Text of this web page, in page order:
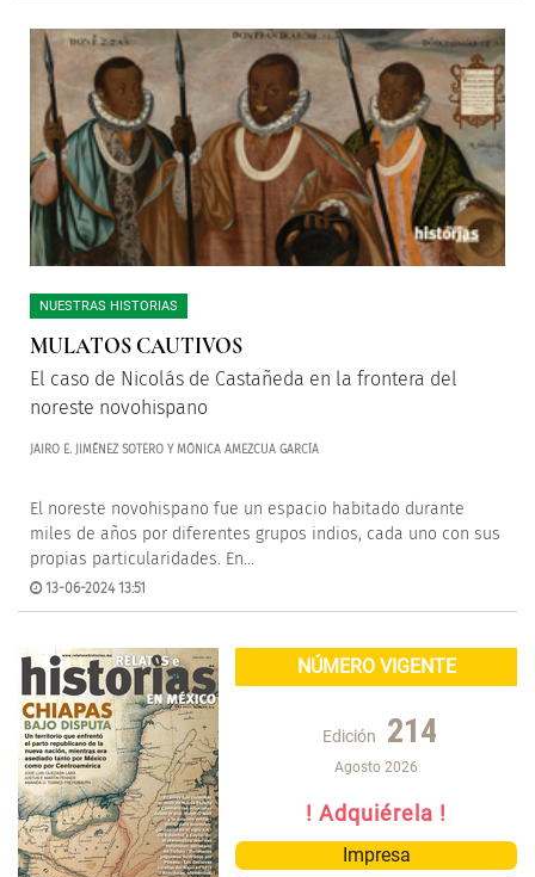
NUESTRAS HISTORIAS
MULATOS CAUTIVOS
El caso de Nicolás de Castañeda en la frontera del
noreste novohispano
JAIRO E. JIMÉNEZ SOTERO Y MÓNICA AMEZCUA GARCÍA
El noreste novohispano fue un espacio habitado durante
miles de años por diferentes grupos indios, cada uno con sus
propias particularidades. En...
13-06-2024 13:51
NÚMERO VIGENTE
Edición 214
Agosto 2026
! Adquiérela !
Impresa